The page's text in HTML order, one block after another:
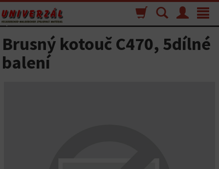
Toggle
Menu
Vyhľadávanie
Nákupný
košík
Brusný kotouč C470, 5dílné
balení